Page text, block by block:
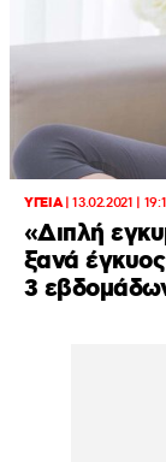
ΥΓΕΙΑ|13.02.2021 |
«Διπλή
ξανά
3